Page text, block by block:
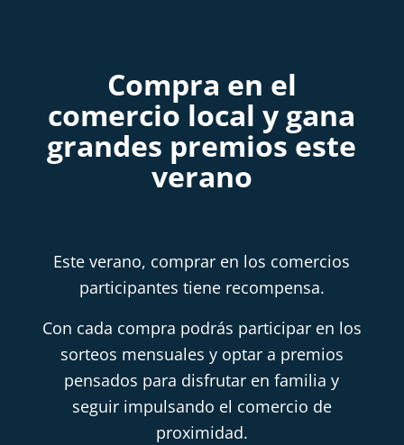
Compra en el
comercio local y gana
grandes premios este
verano
Este verano, comprar en los comercios
participantes tiene recompensa.
Con cada compra podrás participar en los
sorteos mensuales y optar a premios
pensados para disfrutar en familia y
seguir impulsando el comercio de
proximidad.